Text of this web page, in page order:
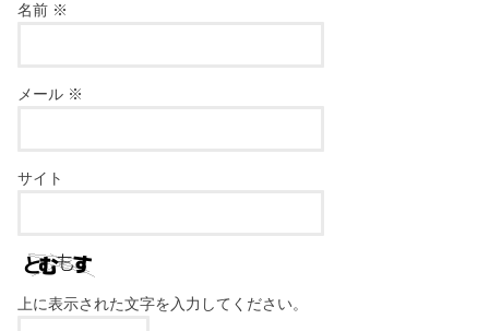
名前 ※
メール ※
サイト
上に表示された文字を入力してください。